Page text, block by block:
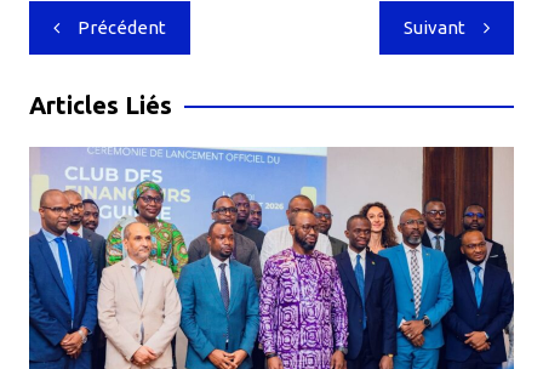
Navigation
de
l’article
Précédent Suivant
Articles Liés